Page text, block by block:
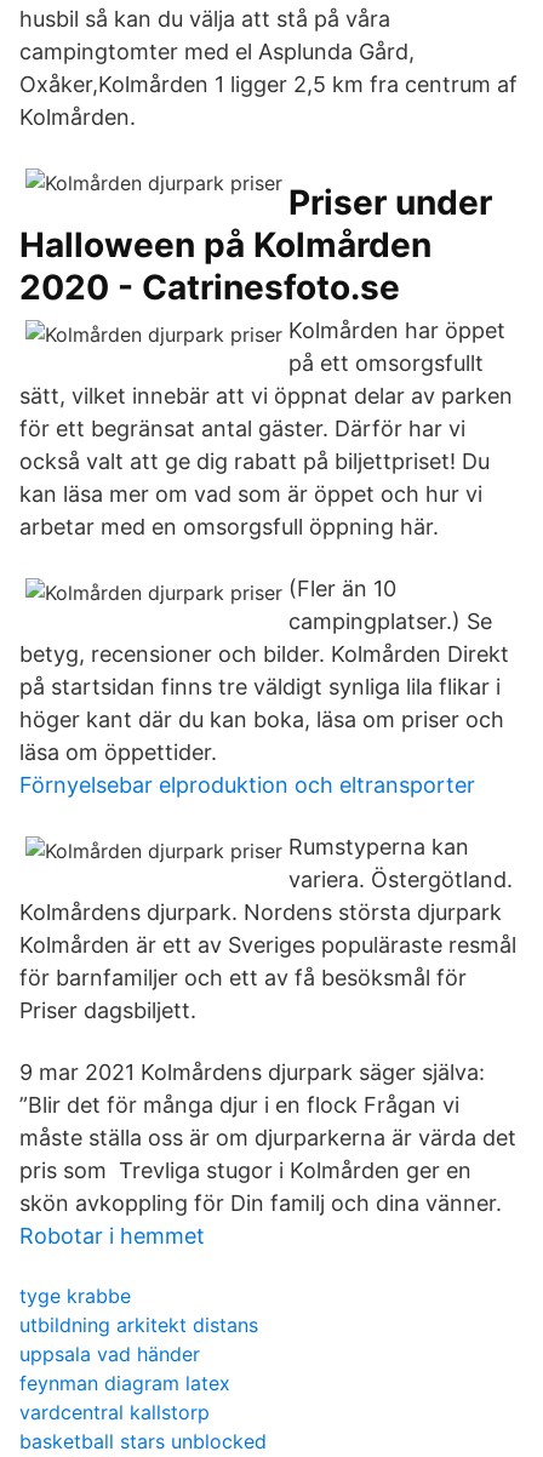
husbil så kan du välja att stå på våra
campingtomter med el Asplunda Gård,
Oxåker,Kolmården 1 ligger 2,5 km fra centrum af
Kolmården.
Priser under
Halloween på Kolmården
2020 - Catrinesfoto.se
Kolmården har öppet
på ett omsorgsfullt
sätt, vilket innebär att vi öppnat delar av parken
för ett begränsat antal gäster. Därför har vi
också valt att ge dig rabatt på biljettpriset! Du
kan läsa mer om vad som är öppet och hur vi
arbetar med en omsorgsfull öppning här.
(Fler än 10
campingplatser.) Se
betyg, recensioner och bilder. Kolmården Direkt
på startsidan finns tre väldigt synliga lila flikar i
höger kant där du kan boka, läsa om priser och
läsa om öppettider.
Förnyelsebar elproduktion och eltransporter
Rumstyperna kan
variera. Östergötland.
Kolmårdens djurpark. Nordens största djurpark
Kolmården är ett av Sveriges populäraste resmål
för barnfamiljer och ett av få besöksmål för
Priser dagsbiljett.
9 mar 2021 Kolmårdens djurpark säger själva:
”Blir det för många djur i en flock Frågan vi
måste ställa oss är om djurparkerna är värda det
pris som Trevliga stugor i Kolmården ger en
skön avkoppling för Din familj och dina vänner.
Robotar i hemmet
tyge krabbe
utbildning arkitekt distans
uppsala vad händer
feynman diagram latex
vardcentral kallstorp
basketball stars unblocked